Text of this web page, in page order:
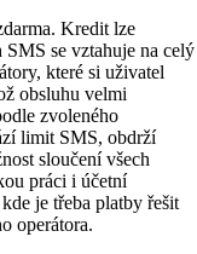
Kredit lze
se vztahuje na celý
které si uživatel
obsluhu velmi
zvoleného
limit SMS, obdrží
sloučení všech
práci i účetní
je třeba platby řešit
operátora.